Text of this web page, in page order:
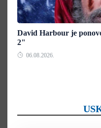
David Harbour je
2"
06.08.2026.